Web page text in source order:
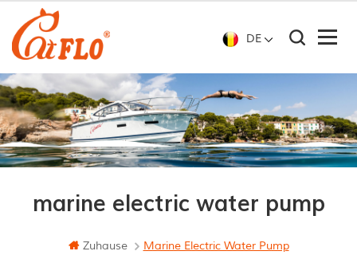
DE
marine electric water pump
Zuhause Marine Electric Water Pump